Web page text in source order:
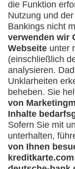
Was kann
nicht
Sperren der
Credit Card
Muss ich
Credit